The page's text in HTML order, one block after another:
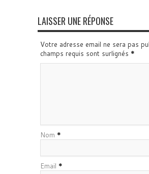
LAISSER UNE RÉPONSE
Votre adresse email ne sera pas
champs requis sont surlignés *
Nom *
Email *